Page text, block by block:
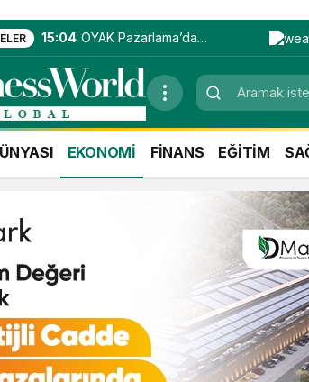
15:04 OYAK Pazarlama’da
entegre hizmet
ekosistemi kuruluyor
EKONOMİ FİNANS EĞİTİM